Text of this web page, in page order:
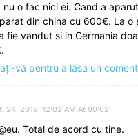
nu o fac nici ei. Cand a
din china cu 600€. La o
fie vandut si in Germania
vă pentru a lăsa un
24, 2019, 12:02 AM At 00:02
Total de acord cu tine.